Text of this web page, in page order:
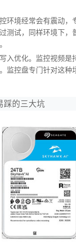
环境经常会有震动，
测试，同样环境下，
入优化。监控视频是
监控盘专门针对这种
踩的三大坑